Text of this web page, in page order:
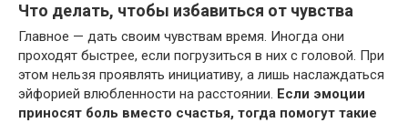
Что делать, чтобы избавиться от чувства
Главное — дать своим чувствам время. Иногда они
проходят быстрее, если погрузиться в них с головой. При
этом нельзя проявлять инициативу, а лишь наслаждаться
эйфорией влюбленности на расстоянии. Если эмоции
приносят боль вместо счастья, тогда помогут такие